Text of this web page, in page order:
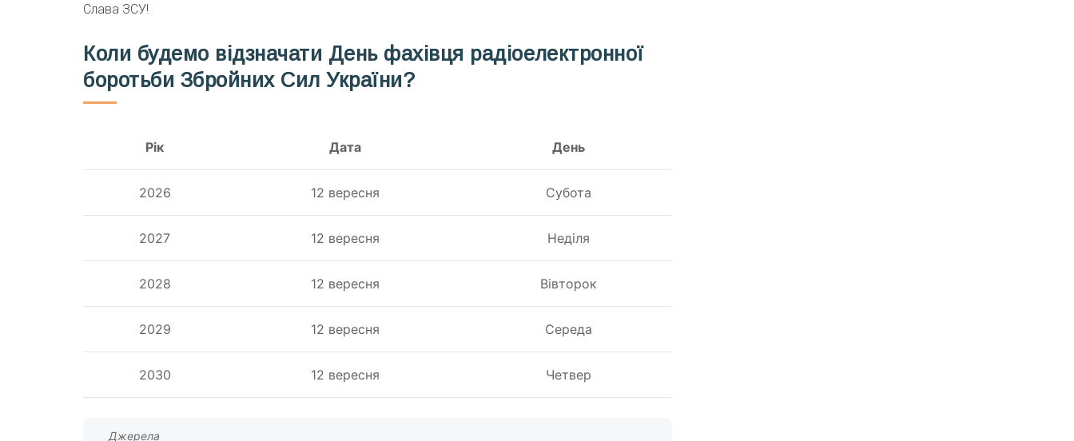
Слава ЗСУ!
Коли будемо відзначати День фахівця радіоелектронної
боротьби Збройних Сил України?
Рік Дата День
2026 12 вересня Субота
2027 12 вересня Неділя
2028 12 вересня Вівторок
2029 12 вересня Середа
2030 12 вересня Четвер